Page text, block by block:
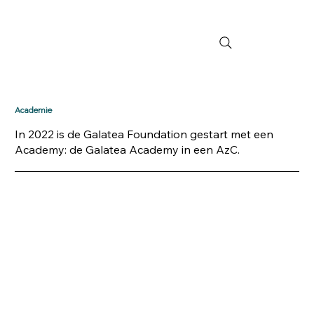
Academie
In 2022 is deGalatea Foundation gestart met een
Academy: de Galatea Academy in een AzC.